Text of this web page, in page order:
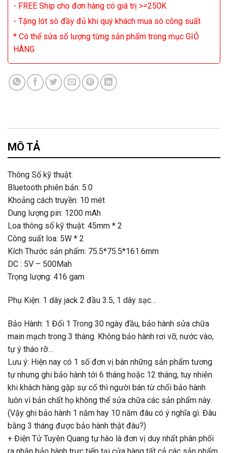
- FREE Ship cho đơn hàng có giá trị >=250K
- Tặng lót sò đầy đủ khi quý khách mua sò công suất
* Có thể sửa số lượng từng sản phẩm trong mục GIỎ
HÀNG
MÔ TẢ
Thông Số kỹ thuật:
Bluetooth phiên bản: 5.0
Khoảng cách truyền: 10 mét
Dung lượng pin: 1200 mAh
Loa thông số kỹ thuật: 45mm * 2
Công suất loa: 5W * 2
Kích Thước sản phẩm: 75.5*75.5*161.6mm
DC : 5V – 500Mah
Trọng lượng: 416 gam
Phụ Kiện: 1 dây jack 2 đầu 3.5, 1 dây sạc…
Bảo Hành: 1 Đổi 1 Trong 30 ngày đầu, bảo hành sửa chữa
main mạch trong 3 tháng. Không bảo hành rơi vỡ, nước vào,
tự ý tháo rỡ…
Lưu ý: Hiện nay có 1 số đơn vị bán những sản phẩm tương
tự nhưng ghi bảo hành tới 6 tháng hoặc 12 tháng, tuy nhiên
khi khách hàng gặp sự cố thì người bán từ chối bảo hành
luôn vì bản chất họ không thể sửa chữa các sản phẩm này.
(Vậy ghi bảo hành 1 năm hay 10 năm đâu có ý nghĩa gì. Đâu
bằng 3 tháng được bảo hành thật đâu?)
+ Điện Tử Tuyên Quang tự hào là đơn vị duy nhất phân phối
ra nhận bảo hành trực tiếp tại cửa hàng tất cả các sản phẩm